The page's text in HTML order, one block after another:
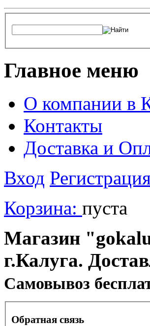
Главное меню
О компании в
Контакты
Доставка и
Вход
Корзина: пуста
Магазин
г.Калуга.
Cамовывоз
Обратная связь